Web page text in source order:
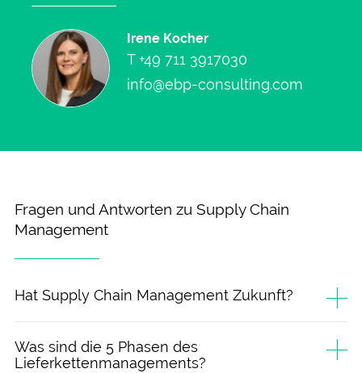
Irene Kocher
T +49 711 3917030
info@ebp-consulting.com
Fragen und Antworten zu Supply Chain
Management
Hat Supply Chain Management Zukunft?
Was sind die 5 Phasen des
Lieferkettenmanagements?